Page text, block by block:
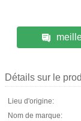
Détails sur le
Lieu d'origine:
Nom de marque: